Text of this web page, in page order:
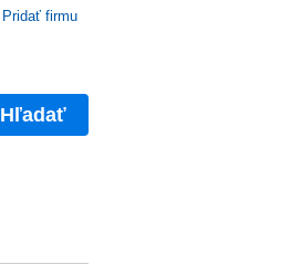
Pridať firmu
Hľadať